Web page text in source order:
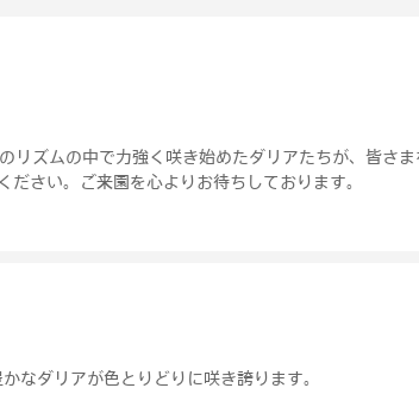
ズムの中で力強く咲き始めたダリアたちが、皆さ
さい。ご来園を心よりお待ちしております。
なダリアが色とりどりに咲き誇ります。